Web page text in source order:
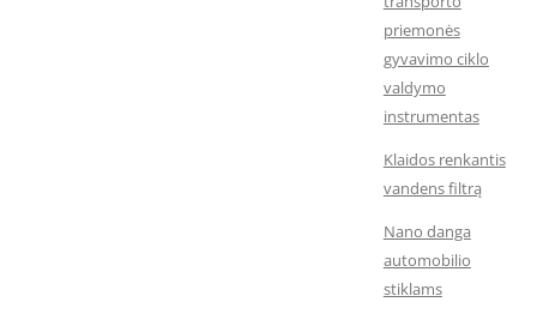
priemonės
gyvavimo ciklo
valdymo
instrumentas
Klaidos renkantis
vandens filtrą
Nano danga
automobilio
stiklams